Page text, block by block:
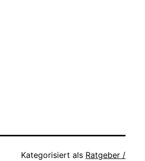
Kategorisiert als Ratgeber /